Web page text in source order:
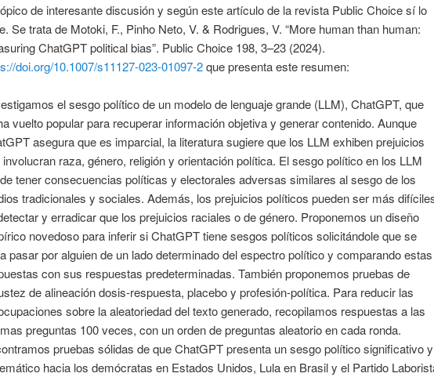
de interesante discusión y según este artículo de la revista Public Choice sí lo
Se trata de Motoki, F., Pinho Neto, V. & Rodrigues, V. “More human than human:
ChatGPT political bias”. Public Choice 198, 3–23 (2024).
doi.org/10.1007/s11127-023-01097-2que presenta este resumen:
el sesgo político de un modelo de lenguaje grande (LLM), ChatGPT, que
vuelto popular para recuperar información objetiva y generar contenido. Aunque
asegura que es imparcial, la literatura sugiere que los LLM exhiben prejuicios
involucran raza, género, religión y orientación política. El sesgo político en los LLM
tener consecuencias políticas y electorales adversas similares al sesgo de los
tradicionales y sociales. Además, los prejuicios políticos pueden ser más
y erradicar que los prejuicios raciales o de género. Proponemos un diseño
novedoso para inferir si ChatGPT tiene sesgos políticos solicitándole que se
pasar por alguien de un lado determinado del espectro político y comparando estas
con sus respuestas predeterminadas. También proponemos pruebas de
de alineación dosis-respuesta, placebo y profesión-política. Para reducir las
sobre la aleatoriedad del texto generado, recopilamos respuestas a las
preguntas 100 veces, con un orden de preguntas aleatorio en cada ronda.
pruebas sólidas de que ChatGPT presenta un sesgo político significativo y
hacia los demócratas en Estados Unidos, Lula en Brasil y el Partido